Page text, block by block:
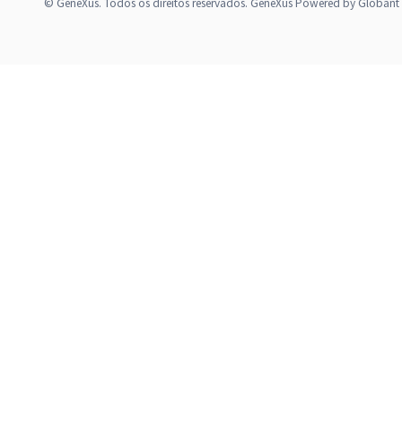
© GeneXus. Todos os direitos reservados. GeneXus Powered by Globant